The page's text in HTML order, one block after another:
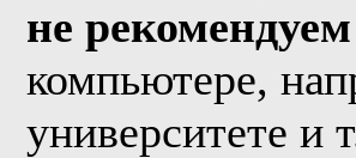
не рекомендуем
компьютере,
университете и